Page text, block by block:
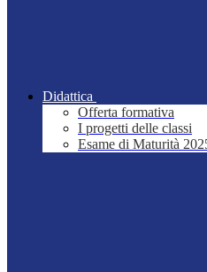
Didattica
Offerta formativa
I progetti delle classi
Esame di Maturità